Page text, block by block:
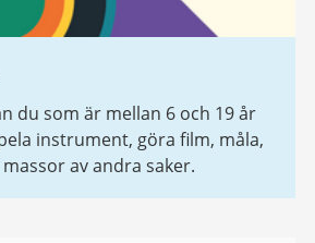
du som är mellan 6 och 19 år
instrument, göra film, måla,
av andra saker.